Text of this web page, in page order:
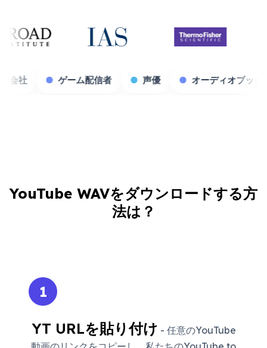
コンテンツ制作会社 ゲーム配信者 声優
YouTube WAVをダウンロードする方
法は？
1
YT URLを貼り付け - 任意のYouTube